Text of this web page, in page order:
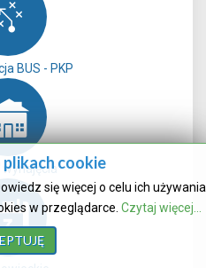
BUS - PKP
cookie
się więcej o celu ich używania
w przeglądarce. Czytaj więcej...